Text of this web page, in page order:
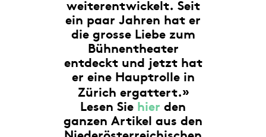
weiterentwickelt. Seit
ein paar Jahren hat er
die grosse Liebe zum
Bühnentheater
entdeckt und jetzt hat
er eine Hauptrolle in
Zürich ergattert.»
Lesen Sie hier den
ganzen Artikel aus den